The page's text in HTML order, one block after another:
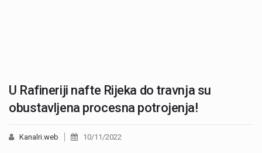
U Rafineriji nafte Rijeka do travnja su
obustavljena procesna potrojenja!
Kanalri.web 10/11/2022